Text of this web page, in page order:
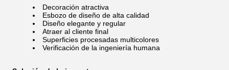
Decoración atractiva
Esbozo de diseño de alta calidad
Diseño elegante y regular
Atraer al cliente final
Superficies procesadas multicolores
Verificación de la ingeniería humana